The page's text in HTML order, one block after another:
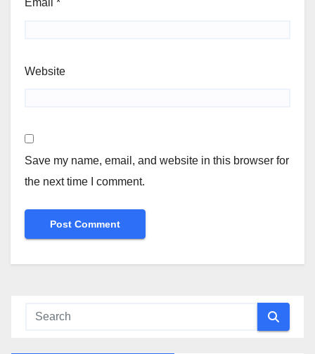
Email *
Website
Save my name, email, and website in this browser for
the next time I comment.